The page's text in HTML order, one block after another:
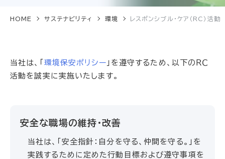
HOME サステナビリティ 環境 レスポンシブル・ケア（RC）活動
当社は、「 環境保安ポリシー 」を遵守するため、以下のＲＣ
活動を誠実に実施いたします。
安全な職場の維持・改善
当社は、「安全指針：自分を守る、仲間を守る。」を
実践するために定めた行動目標および遵守事項を